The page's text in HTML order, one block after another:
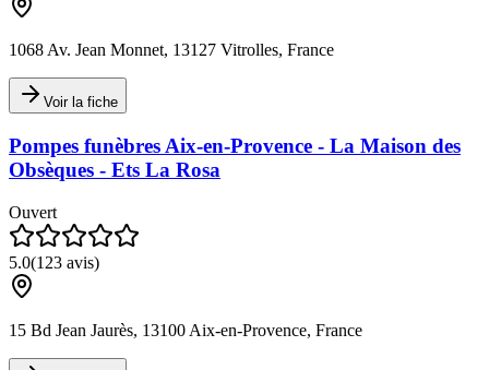
1068 Av. Jean Monnet, 13127 Vitrolles, France
Voir la fiche
Pompes funèbres Aix-en-Provence - La Maison des
Obsèques - Ets La Rosa
Ouvert
5.0(123 avis)
15 Bd Jean Jaurès, 13100 Aix-en-Provence, France